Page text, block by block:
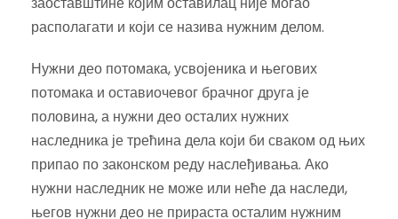
располагати и који се назива нужним делом.
Нужни део потомака, усвојеника и његових
потомака и оставиочевог брачног друга је
половина, а нужни део осталих нужних
наследника је трећина дела који би сваком од њих
припао по законском реду наслеђивања. Ако
нужни наследник не може или неће да наследи,
његов нужни део не прираста осталим нужним